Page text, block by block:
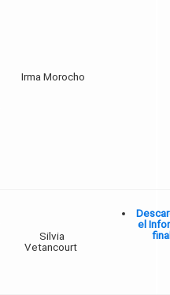
Irma Morocho
Silvia
Vetancourt
el